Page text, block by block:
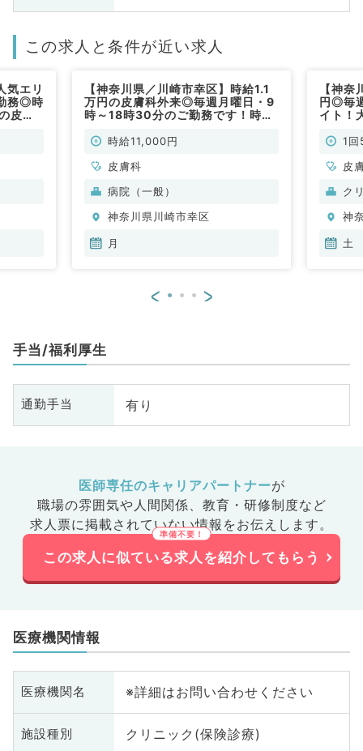
この求人と条件が近い求人
気エリ
務◎時
皮膚
【神奈川県／川崎市幸区】時給1.1
万円の皮膚科外来◎毎週月曜日・9
時～18時30分のご勤務です！時短
時給11,000円
皮膚科
病院（一般）
神奈川県川崎市幸区
月
【神
円◎毎
イト！
1
皮
ク
神
土
< >
手当/福利厚生
通勤手当 有り
医師専任のキャリアパートナーが
職場の雰囲気や人間関係、 教育・研修制度など
求人票に掲載されていない情報をお伝えします。
この求人に似ている求人を紹介してもらう
医療機関情報
医療機関名 ※詳細はお問い合わせください
施設種別 クリニック(保険診療)